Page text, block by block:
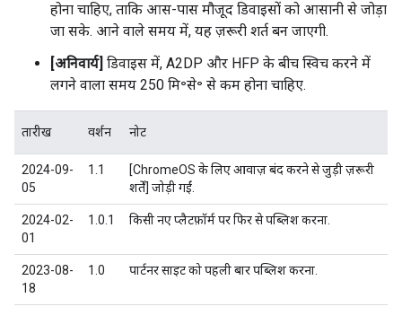
होना चाहिए, ताकि आस-पास मौजूद डिवाइसों को आसानी से जोड़ा
जा सके. आने वाले समय में, यह ज़रूरी शर्त बन जाएगी.
[अनिवार्य] डिवाइस में, A2DP और HFP के बीच स्विच करने में
लगने वाला समय 250 मि॰से॰ से कम होना चाहिए.
तारीख वर्शन नोट
2024-09-
05
1.1
[ChromeOS के लिए आवाज़ बंद करने से जुड़ी ज़रूरी
शर्तें] जोड़ी गईं.
2024-02-
01
1.0.1 किसी नए प्लैटफ़ॉर्म पर फिर से पब्लिश करना.
2023-08-
18
1.0 पार्टनर साइट को पहली बार पब्लिश करना.